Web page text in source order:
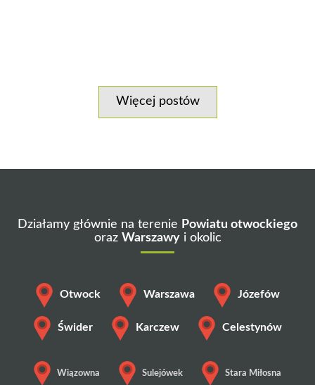
Więcej postów
Działamy głównie na terenie Powiatu otwockiego
oraz Warszawyi okolic
Otwock Warszawa Józefów
Świder Karczew Celestynów
Wiązowna Sulejówek Stara Miłosna